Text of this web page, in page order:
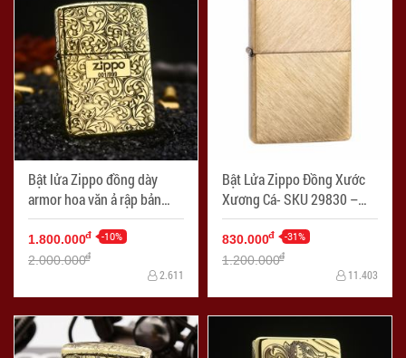
Bật lửa Zippo đồng dày
armor hoa văn ả rập bản
giới hạn - Mã SP: ZPC2363
1.800.000đ -10%
2.000.000đ
2.611
Bật Lửa Zippo Đồng Xước
Xương Cá- SKU 29830 –
Zippo Regular Herringbone
Sweep Brass - Mã SP:
ZPC2359
830.000đ -31%
1.200.000đ
11.403